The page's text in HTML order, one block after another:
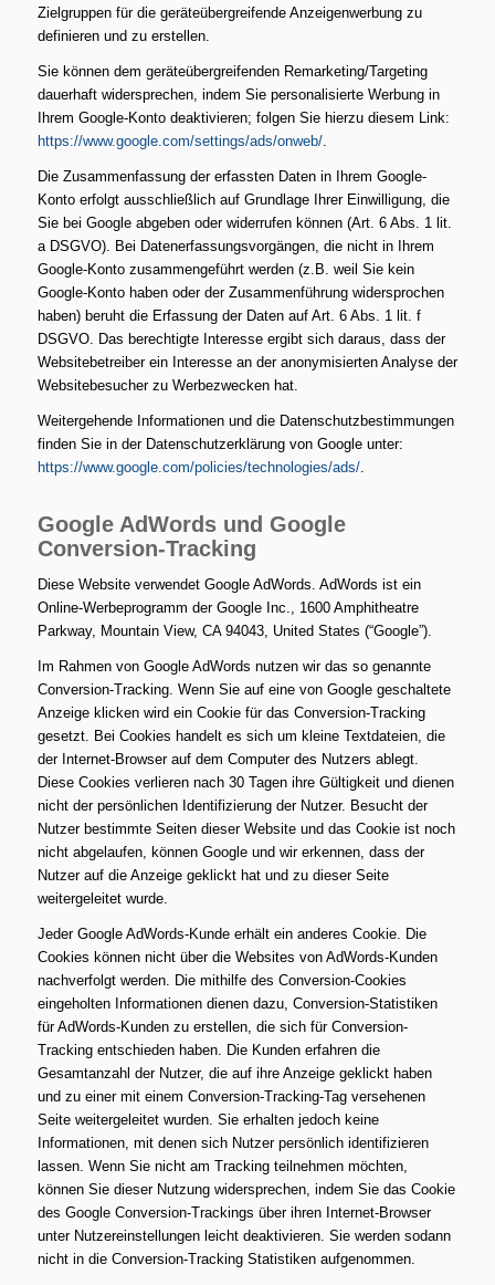
Zielgruppen für die geräteübergreifende Anzeigenwerbung zu
definieren und zu erstellen.
Sie können dem geräteübergreifenden Remarketing/Targeting
dauerhaft widersprechen, indem Sie personalisierte Werbung in
Ihrem Google-Konto deaktivieren; folgen Sie hierzu diesem Link:
https://www.google.com/settings/ads/onweb/.
Die Zusammenfassung der erfassten Daten in Ihrem Google-
Konto erfolgt ausschließlich auf Grundlage Ihrer Einwilligung, die
Sie bei Google abgeben oder widerrufen können (Art. 6 Abs. 1 lit.
a DSGVO). Bei Datenerfassungsvorgängen, die nicht in Ihrem
Google-Konto zusammengeführt werden (z.B. weil Sie kein
Google-Konto haben oder der Zusammenführung widersprochen
haben) beruht die Erfassung der Daten auf Art. 6 Abs. 1 lit. f
DSGVO. Das berechtigte Interesse ergibt sich daraus, dass der
Websitebetreiber ein Interesse an der anonymisierten Analyse der
Websitebesucher zu Werbezwecken hat.
Weitergehende Informationen und die Datenschutzbestimmungen
finden Sie in der Datenschutzerklärung von Google unter:
https://www.google.com/policies/technologies/ads/.
Google AdWords und Google
Conversion-Tracking
Diese Website verwendet Google AdWords. AdWords ist ein
Online-Werbeprogramm der Google Inc., 1600 Amphitheatre
Parkway, Mountain View, CA 94043, United States (“Google”).
Im Rahmen von Google AdWords nutzen wir das so genannte
Conversion-Tracking. Wenn Sie auf eine von Google geschaltete
Anzeige klicken wird ein Cookie für das Conversion-Tracking
gesetzt. Bei Cookies handelt es sich um kleine Textdateien, die
der Internet-Browser auf dem Computer des Nutzers ablegt.
Diese Cookies verlieren nach 30 Tagen ihre Gültigkeit und dienen
nicht der persönlichen Identifizierung der Nutzer. Besucht der
Nutzer bestimmte Seiten dieser Website und das Cookie ist noch
nicht abgelaufen, können Google und wir erkennen, dass der
Nutzer auf die Anzeige geklickt hat und zu dieser Seite
weitergeleitet wurde.
Jeder Google AdWords-Kunde erhält ein anderes Cookie. Die
Cookies können nicht über die Websites von AdWords-Kunden
nachverfolgt werden. Die mithilfe des Conversion-Cookies
eingeholten Informationen dienen dazu, Conversion-Statistiken
für AdWords-Kunden zu erstellen, die sich für Conversion-
Tracking entschieden haben. Die Kunden erfahren die
Gesamtanzahl der Nutzer, die auf ihre Anzeige geklickt haben
und zu einer mit einem Conversion-Tracking-Tag versehenen
Seite weitergeleitet wurden. Sie erhalten jedoch keine
Informationen, mit denen sich Nutzer persönlich identifizieren
lassen. Wenn Sie nicht am Tracking teilnehmen möchten,
können Sie dieser Nutzung widersprechen, indem Sie das Cookie
des Google Conversion-Trackings über ihren Internet-Browser
unter Nutzereinstellungen leicht deaktivieren. Sie werden sodann
nicht in die Conversion-Tracking Statistiken aufgenommen.